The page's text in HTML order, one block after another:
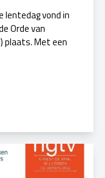
lentedag vond in
Orde van
plaats. Met een